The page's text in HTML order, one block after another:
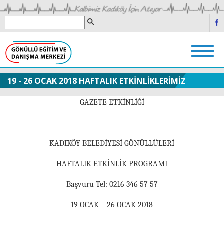
19 - 26 OCAK 2018 HAFTALIK ETKİNLİKLERİMİZ
GAZETE ETKİNLİĞİ
KADIKÖY BELEDİYESİ GÖNÜLLÜLERİ
HAFTALIK ETKİNLİK PROGRAMI
Başvuru Tel: 0216 346 57 57
19 OCAK – 26 OCAK 2018